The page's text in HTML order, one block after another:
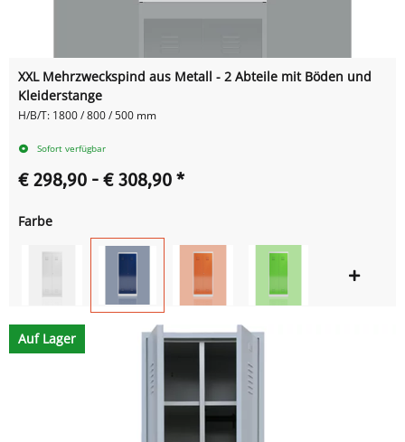
XXL Mehrzweckspind aus Metall - 2 Abteile mit Böden und
Kleiderstange
H/B/T: 1800 / 800 / 500 mm
Sofort verfügbar
€ 298,90 - € 308,90 *
Farbe
Auf Lager